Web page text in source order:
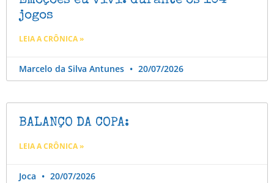
jogos
LEIA A CRÔNICA »
Marcelo da Silva Antunes 20/07/2026
BALANÇO DA COPA:
LEIA A CRÔNICA »
Joca 20/07/2026